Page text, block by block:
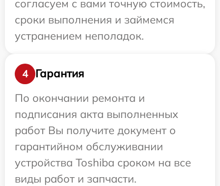
согласуем с вами точную стоимость,
сроки выполнения и займемся
устранением неполадок.
4
Гарантия
По окончании ремонта и
подписания акта выполненных
работ Вы получите документ о
гарантийном обслуживании
устройства Toshiba сроком на все
виды работ и запчасти.